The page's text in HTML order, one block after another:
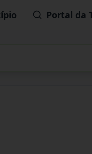
Portal da